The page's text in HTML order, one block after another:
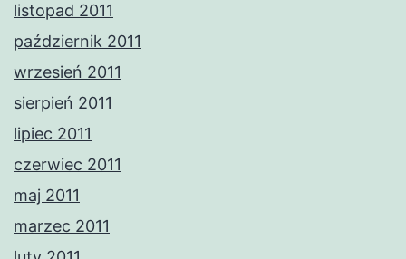
listopad 2011
październik 2011
wrzesień 2011
sierpień 2011
lipiec 2011
czerwiec 2011
maj 2011
marzec 2011